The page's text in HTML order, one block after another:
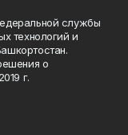
службы
технологий и
о
г.